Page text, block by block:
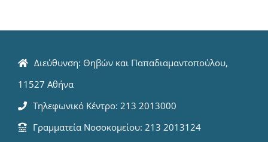
Διεύθυνση: Θηβών και Παπαδιαμαντοπούλου,
11527 Αθήνα
Τηλεφωνικό Κέντρο: 213 2013000
Γραμματεία Νοσοκομείου: 213 2013124